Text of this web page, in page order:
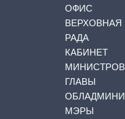
ОФИС
ВЕРХОВНАЯ
РАДА
КАБИНЕТ
МИНИСТРОВ
ГЛАВЫ
МЭРЫ